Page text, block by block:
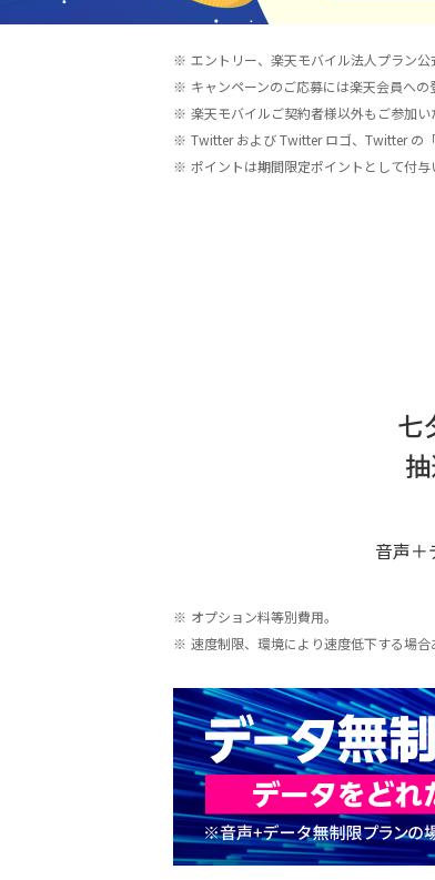
※ エントリー、楽天モバイル法人プラン
※ キャンペーンのご応募には楽天会員への
※ 楽天モバイルご契約者様以外もご参加い
※ Twitter および Twitter ロゴ、Twitter の
※ ポイントは期間限定ポイントとして付与
音声＋
※ オプション料等別費用。
※ 速度制限、環境により速度低下する場合